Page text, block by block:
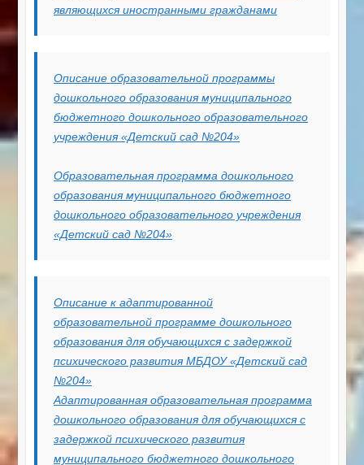
являющихся иностранными гражданами
Описание образовательной программы
дошкольного образования муниципального
бюджетного дошкольного образовательного
учреждения «Детский сад №204»
Образовательная программа дошкольного
образованиямуниципального бюджетного
дошкольного образовательного учреждения
«Детский сад №204»
Описание к адаптированной
образовательной программе дошкольного
образования для обучающихся с задержкой
психического развития МБДОУ «Детский сад
№204»
Адаптированная образовательная программа
дошкольного образования для обучающихся с
задержкой психического развития
муниципального бюджетного дошкольного